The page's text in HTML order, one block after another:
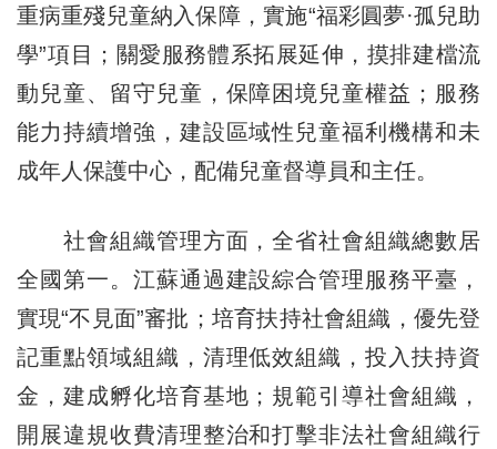
重病重殘兒童納入保障，實施“福彩圓夢·孤兒助
學”項目；關愛服務體系拓展延伸，摸排建檔流
動兒童、留守兒童，保障困境兒童權益；服務
能力持續增強，建設區域性兒童福利機構和未
成年人保護中心，配備兒童督導員和主任。
社會組織管理方面，全省社會組織總數居
全國第一。江蘇通過建設綜合管理服務平臺，
實現“不見面”審批；培育扶持社會組織，優先登
記重點領域組織，清理低效組織，投入扶持資
金，建成孵化培育基地；規範引導社會組織，
開展違規收費清理整治和打擊非法社會組織行